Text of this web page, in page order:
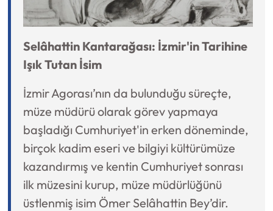
SelâhattinKantarağası: İzmir'in Tarihine
Işık Tutan İsim
İzmir Agorası’nın da bulunduğu süreçte,
müze müdürü olarak görev yapmaya
başladığı Cumhuriyet'in erken döneminde,
birçok kadim eseri ve bilgiyi kültürümüze
kazandırmış ve kentin Cumhuriyet sonrası
ilk müzesini kurup, müze müdürlüğünü
üstlenmiş isim Ömer Selâhattin Bey’dir.